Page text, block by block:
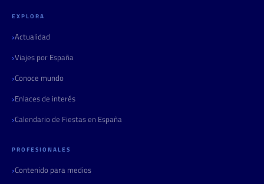
EXPLORA
Actualidad
Viajes por España
Conoce mundo
Enlaces de interés
Calendario de Fiestas en España
PROFESIONALES
Contenido para medios